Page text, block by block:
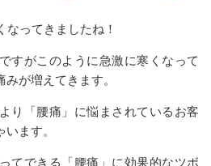
なってきましたね！
すがこのように急激に寒くなって
が増えてきます。
り「腰痛」に悩まされているお客
ます。
てできる「腰痛」に効果的なツボ